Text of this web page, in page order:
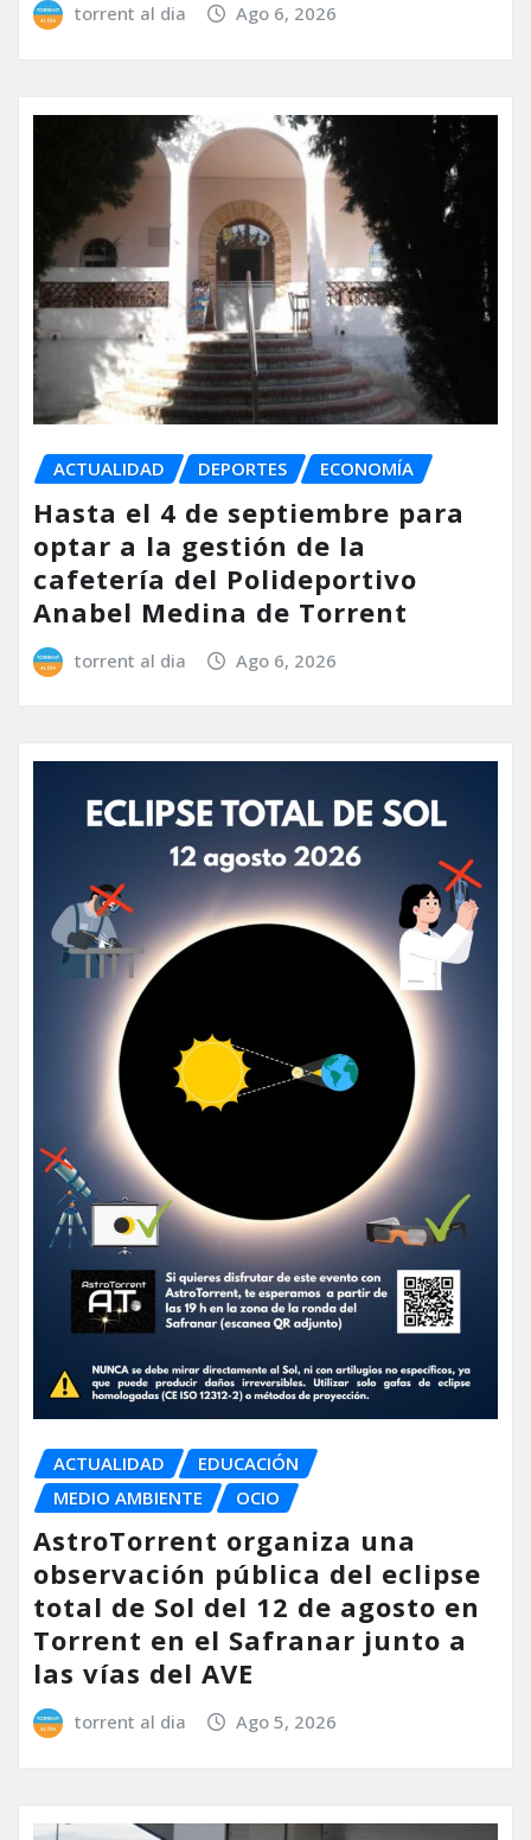
torrent al dia Ago 6, 2026
ACTUALIDAD DEPORTES ECONOMÍA
Hasta el 4 de septiembre para
optar a la gestión de la
cafetería del Polideportivo
Anabel Medina de Torrent
torrent al dia Ago 6, 2026
ACTUALIDAD
EDUCACIÓN
MEDIO AMBIENTE
OCIO
AstroTorrent organiza una
observación pública del eclipse
total de Sol del 12 de agosto en
Torrent en el Safranar junto a
las vías del AVE
torrent al dia Ago 5, 2026